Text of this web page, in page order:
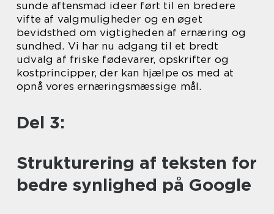
sunde aftensmad ideer ført til en bredere
vifte af valgmuligheder og en øget
bevidsthed om vigtigheden af ernæring og
sundhed. Vi har nu adgang til et bredt
udvalg af friske fødevarer, opskrifter og
kostprincipper, der kan hjælpe os med at
opnå vores ernæringsmæssige mål.
Del 3:
Strukturering af teksten for
bedre synlighed på Google